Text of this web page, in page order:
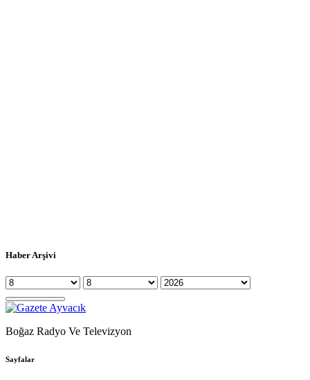
Haber Arşivi
Boğaz Radyo Ve Televizyon
Sayfalar